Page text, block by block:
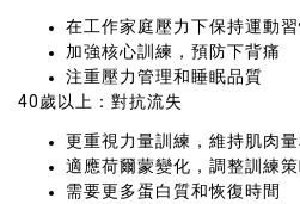
在工作家庭壓力下保持運動
加強核心訓練，預防下背痛
注重壓力管理和睡眠品質
40歲以上：對抗流失
更重視力量訓練，維持肌肉
適應荷爾蒙變化，調整訓練
需要更多蛋白質和恢復時間